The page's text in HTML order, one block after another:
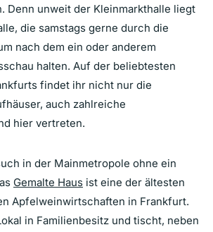
Denn unweit der Kleinmarkthalle liegt
die samstags gerne durch die
nach dem ein oder anderem
halten. Auf der beliebtesten
findet ihr nicht nur die
auch zahlreiche
hier vertreten.
in der Mainmetropole ohne ein
Gemalte Haus ist eine der ältesten
Apfelweinwirtschaften in Frankfurt.
in Familienbesitz und tischt, neben